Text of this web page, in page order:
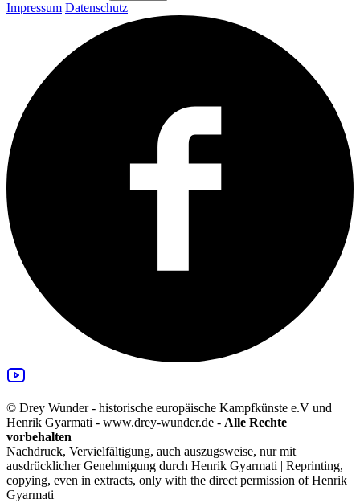
Impressum Datenschutz
© Drey Wunder - historische europäische Kampfkünste e.V und
Henrik Gyarmati - www.drey-wunder.de - Alle Rechte
vorbehalten
Nachdruck, Vervielfältigung, auch auszugsweise, nur mit
ausdrücklicher Genehmigung durch Henrik Gyarmati | Reprinting,
copying, even in extracts, only with the direct permission of Henrik
Gyarmati